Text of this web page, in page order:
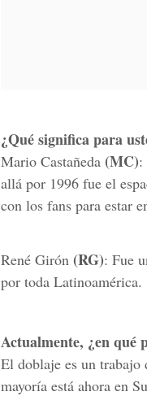
¿Qué significa para
Mario Castañeda (MC):
allá por 1996 fue el
con los fans para estar
René Girón (RG): Fue
por toda Latinoamérica.
Actualmente, ¿en qué
El doblaje es un trabajo
mayoría está ahora en